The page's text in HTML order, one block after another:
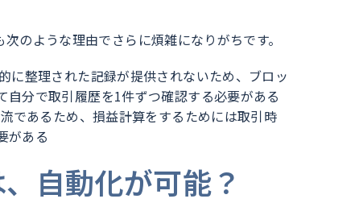
のような理由でさらに煩雑になりがちです。
整理された記録が提供されないため、ブロッ
分で取引履歴を1件ずつ確認する必要がある
であるため、損益計算をするためには取引時
がある
自動化が可能？